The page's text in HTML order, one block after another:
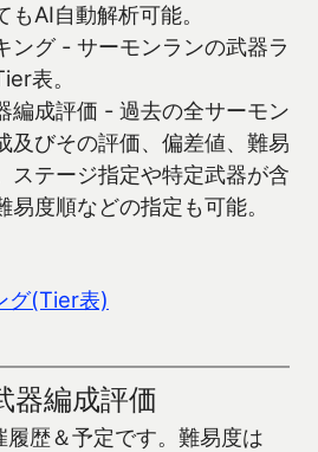
もAI自動解析可能。
ング - サーモンランの武器ラ
表。
編成評価 - 過去の全サーモン
及びその評価、偏差値、難易
ステージ指定や特定武器が含
易度順などの指定も可能。
グ(Tier表)
器編成評価
歴＆予定です。難易度は